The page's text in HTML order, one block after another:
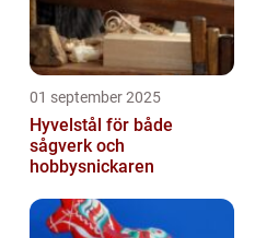
01 september 2025
Hyvelstål för både
sågverk och
hobbysnickaren